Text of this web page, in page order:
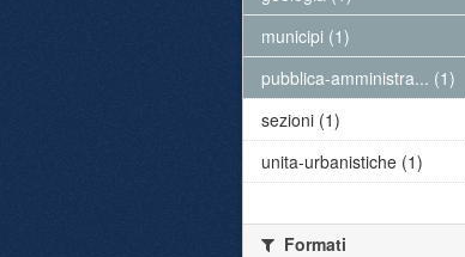
municipi (1)
pubblica-amministra... (1)
sezioni (1)
unita-urbanistiche (1)
Formati